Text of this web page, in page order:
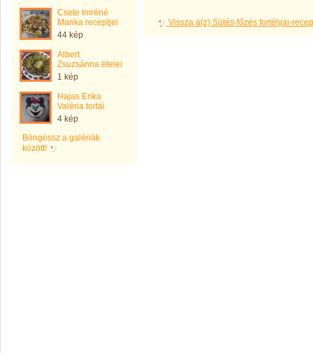
Csete Imréné
Marika receptjei
44 kép
Albert
Zsuzsánna ételei
1 kép
Hajas Erika
Valéria tortái
4 kép
Böngéssz a galériák
között!
Vissza a(z) Sütés-főzés fortélyai-